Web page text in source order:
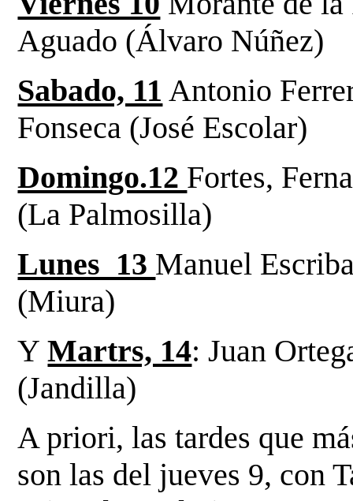
Aguado (Álvaro Núñez)
Sabado, 11 Antonio
Fonseca (José Escolar)
Domingo.12 Fortes,
(La Palmosilla)
Lunes 13 Manuel
(Miura)
YMartrs, 14: Juan
(Jandilla)
A priori, las tardes que
son las del jueves 9, con